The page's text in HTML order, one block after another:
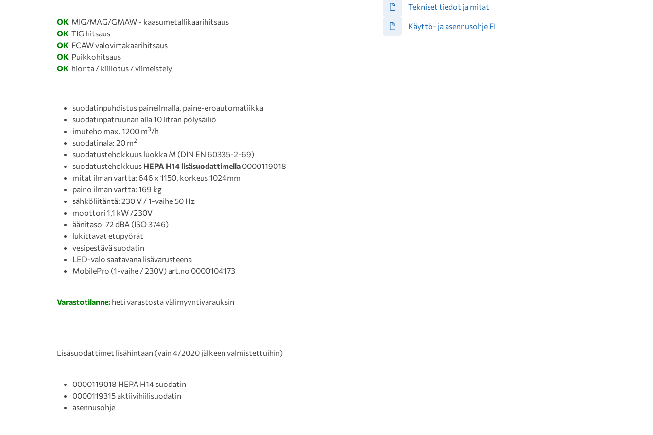
OK MIG/MAG/GMAW - kaasumetallikaarihitsaus
OK TIG hitsaus
OK FCAW valovirtakaarihitsaus
OK Puikkohitsaus
OK hionta / kiillotus / viimeistely
suodatinpuhdistus paineilmalla, paine-eroautomatiikka
suodatinpatruunan alla 10 litran pölysäiliö
imuteho max. 1200 m3/h
suodatinala: 20 m2
suodatustehokkuus luokka M (DIN EN 60335-2-69)
suodatustehokkuus HEPA H14 lisäsuodattimella 0000119018
mitat ilman vartta: 646 x 1150, korkeus 1024mm
paino ilman vartta: 169 kg
sähköliitäntä: 230 V / 1-vaihe 50 Hz
moottori 1,1 kW /230V
äänitaso: 72 dBA (ISO 3746)
lukittavat etupyörät
vesipestävä suodatin
LED-valo saatavana lisävarusteena
MobilePro (1-vaihe / 230V) art.no 0000104173
Varastotilanne: heti varastosta välimyyntivarauksin
Lisäsuodattimet lisähintaan (vain 4/2020 jälkeen valmistettuihin)
0000119018 HEPA H14 suodatin
0000119315 aktiivihiilisuodatin
asennusohje
Tekniset tiedot ja mitat
Käyttö- ja asennusohje FI